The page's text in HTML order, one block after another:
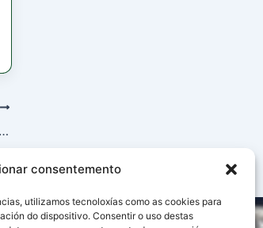
consentemento
utilizamos tecnoloxías como as cookies para
do dispositivo. Consentir o uso destas
Política de privacidade